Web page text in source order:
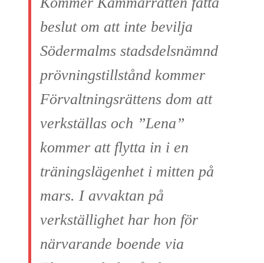
beslut om att inte bevilja
Södermalms stadsdelsnämnd
prövningstillstånd kommer
Förvaltningsrättens dom att
verkställas och ”Lena”
kommer att flytta in i en
träningslägenhet i mitten på
mars. I avvaktan på
verkställighet har hon för
närvarande boende via